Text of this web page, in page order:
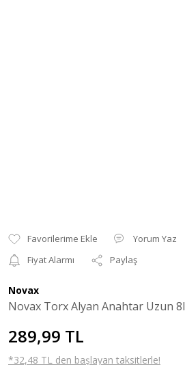
Yorum Yaz
Fiyat Alarmı
Paylaş
Novax
Novax Torx Alyan Anahtar Uzun
289,99 TL
*32,48 TL den başlayan taksitlerle!